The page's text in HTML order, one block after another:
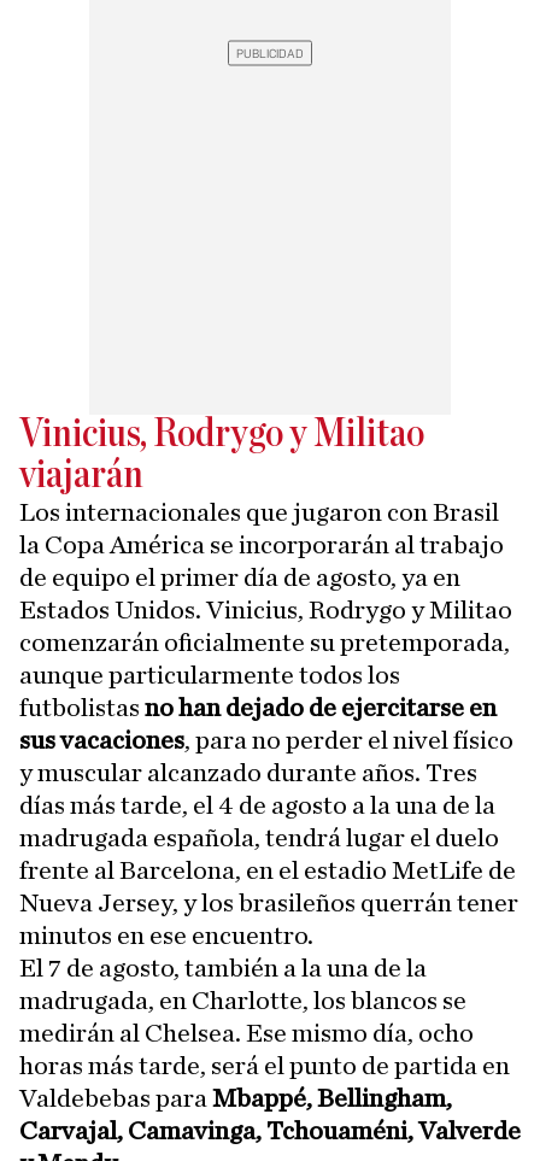
Vinicius, Rodrygo y Militao
viajarán
Los internacionales que jugaron con Brasil
la Copa América se incorporarán al trabajo
de equipo el primer día de agosto, ya en
Estados Unidos. Vinicius, Rodrygo y Militao
comenzarán oficialmente su pretemporada,
aunque particularmente todos los
futbolistas no han dejado de ejercitarse en
sus vacaciones, para no perder el nivel físico
y muscular alcanzado durante años. Tres
días más tarde, el 4 de agosto a la una de la
madrugada española, tendrá lugar el duelo
frente al Barcelona, en el estadio MetLife de
Nueva Jersey, y los brasileños querrán tener
minutos en ese encuentro.
El 7 de agosto, también a la una de la
madrugada, en Charlotte, los blancos se
medirán al Chelsea. Ese mismo día, ocho
horas más tarde, será el punto de partida en
Valdebebas para Mbappé, Bellingham,
Carvajal, Camavinga, Tchouaméni, Valverde